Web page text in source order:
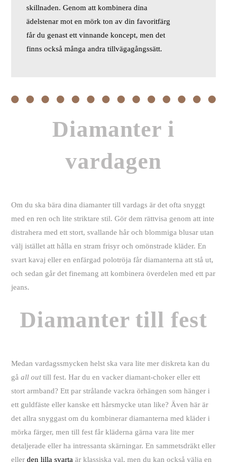
skillnaden. Genom att kombinera dina
ädelstenar mot en mörk ton av din favoritfärg
får du genast ett vinnande koncept, men det
finns också många andra tillvägagångssätt.
Diamanter i
vardagen
Om du ska bära dina diamanter till vardags är det ofta snyggt
med en ren och lite striktare stil. Gör dem rättvisa genom att inte
distrahera med ett stort, svallande hår och blommiga blusar utan
välj istället att hålla en stram frisyr och omönstrade kläder. En
svart kavaj eller en enfärgad polotröja får diamanterna att stå ut,
och sedan går det finemang att kombinera överdelen med ett par
jeans.
Diamanter till fest
Medan vardagssmycken helst ska vara lite mer diskreta kan du
gåall outtill fest. Har du en vacker diamant-choker eller ett
stort armband? Ett par strålande vackra örhängen som hänger i
ett guldfäste eller kanske ett hårsmycke utan like? Även här är
det allra snyggast om du kombinerar diamanterna med kläder i
mörka färger, men till fest får kläderna gärna vara lite mer
detaljerade eller ha intressanta skärningar. En sammetsdräkt eller
ellerden lilla svarta är klassiska val, men du kan också välja en